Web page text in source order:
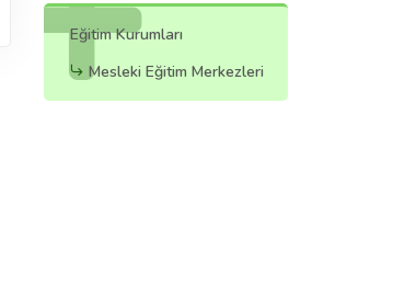
Eğitim Kurumları
Mesleki Eğitim Merkezleri